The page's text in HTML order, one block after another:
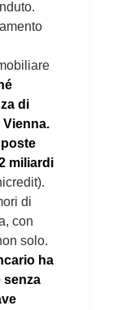
di
miliardi
di
con
solo.
ha
senza